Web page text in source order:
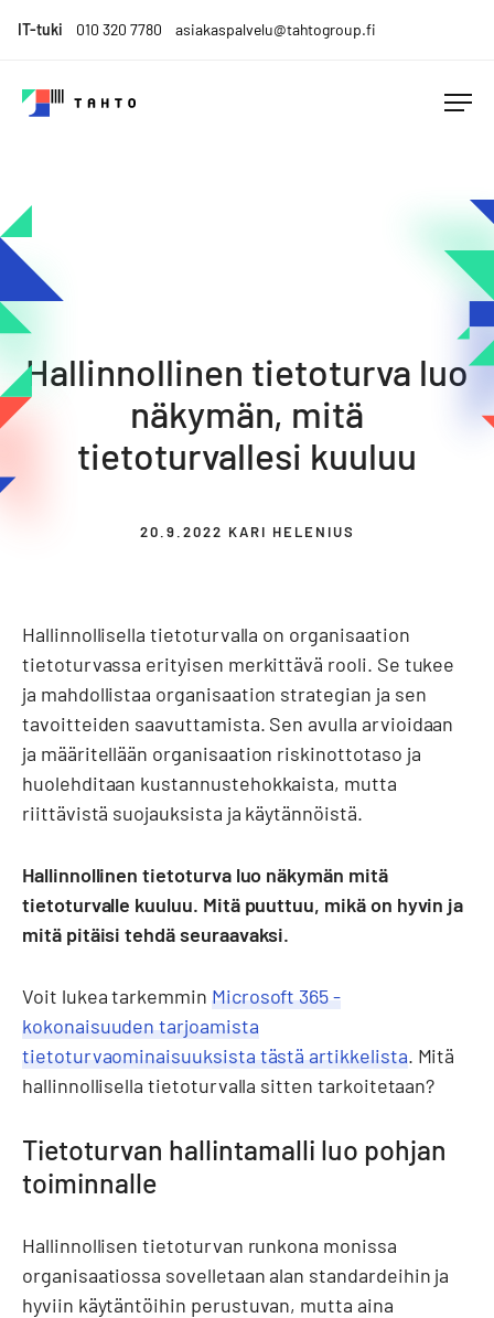
toIT-tuki 010 320 7780 asiakaspalvelu@tahtogroup.fi
Tahto
Tahdo
parempaa.
Hallinnollinen tietoturva luo
näkymän, mitä
tietoturvallesi kuuluu
20.9.2022 KARI HELENIUS
Hallinnollisella tietoturvalla on organisaation
tietoturvassa erityisen merkittävä rooli. Se tukee
ja mahdollistaa organisaation strategian ja sen
tavoitteiden saavuttamista. Sen avulla arvioidaan
ja määritellään organisaation riskinottotaso ja
huolehditaan kustannustehokkaista, mutta
riittävistä suojauksista ja käytännöistä.
Hallinnollinen tietoturva luo näkymän mitä
tietoturvalle kuuluu. Mitä puuttuu, mikä on hyvin ja
mitä pitäisi tehdä seuraavaksi.
Voit lukea tarkemmin Microsoft 365 -
kokonaisuuden tarjoamista
tietoturvaominaisuuksista tästä artikkelista. Mitä
hallinnollisella tietoturvalla sitten tarkoitetaan?
Tietoturvan hallintamalli luo pohjan
toiminnalle
Hallinnollisen tietoturvan runkona monissa
organisaatiossa sovelletaan alan standardeihin ja
hyviin käytäntöihin perustuvan, mutta aina